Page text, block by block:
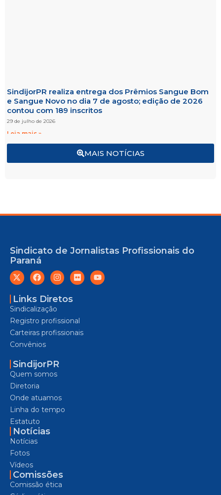
MAIS NOTÍCIAS
SindijorPR realiza entrega dos Prêmios Sangue Bom
e Sangue Novo no dia 7 de agosto; edição de 2026
contou com 189 inscritos
29 de julho de 2026
Leia mais »
Sindicato de Jornalistas Profissionais do
Paraná
Links Diretos
Sindicalização
Registro profissional
Carteiras profissionais
Convênios
SindijorPR
Quem somos
Diretoria
Onde atuamos
Linha do tempo
Estatuto
Notícias
Notícias
Fotos
Vídeos
Comissões
Comissão ética